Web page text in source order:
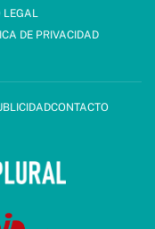
LEGAL
DE PRIVACIDAD
CONTACTO